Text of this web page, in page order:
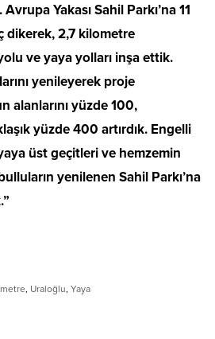
Yakası Sahil Parkı’na 11
dikerek, 2,7 kilometre
ve yaya yolları inşa ettik.
yenileyerek proje
alanlarını yüzde 100,
yüzde 400 artırdık. Engelli
üst geçitleri ve hemzemin
yenilenen Sahil Parkı’na
, Uraloğlu, Yaya